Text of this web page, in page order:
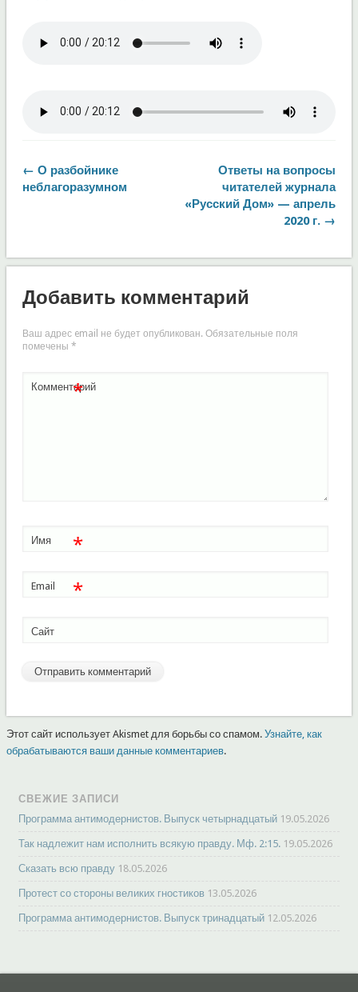
← О разбойнике
неблагоразумном
Ответы на вопросы
читателей журнала
«Русский Дом» — апрель
2020 г. →
Добавить комментарий
Ваш адрес email не будет опубликован. Обязательные поля
помечены *
Комментарий
*
Имя *
Email *
Сайт
Этот сайт использует Akismet для борьбы со спамом. Узнайте, как
обрабатываются ваши данные комментариев.
СВЕЖИЕ ЗАПИСИ
Программа антимодернистов. Выпуск четырнадцатый 19.05.2026
Так надлежит нам исполнить всякую правду. Мф. 2:15. 19.05.2026
Сказать всю правду 18.05.2026
Протест со стороны великих гностиков 13.05.2026
Программа антимодернистов. Выпуск тринадцатый 12.05.2026